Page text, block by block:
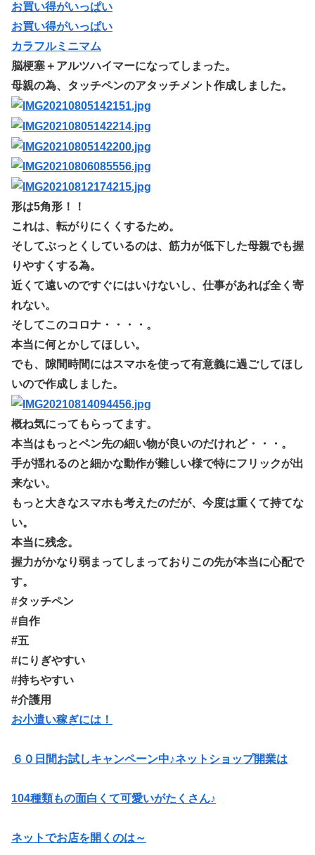
お買い得がいっぱい
お買い得がいっぱい
カラフルミニマム
脳梗塞＋アルツハイマーになってしまった。
母親の為、タッチペンのアタッチメント作成しました。
形は5角形！！
これは、転がりにくくするため。
そしてぶっとくしているのは、筋力が低下した母親でも握
りやすくする為。
近くて遠いのですぐにはいけないし、仕事があれば全く寄
れない。
そしてこのコロナ・・・・。
本当に何とかしてほしい。
でも、隙間時間にはスマホを使って有意義に過ごしてほし
いので作成しました。
概ね気にってもらってます。
本当はもっとペン先の細い物が良いのだけれど・・・。
手が揺れるのと細かな動作が難しい様で特にフリックが出
来ない。
もっと大きなスマホも考えたのだが、今度は重くて持てな
い。
本当に残念。
握力がかなり弱まってしまっておりこの先が本当に心配で
す。
#タッチペン
#自作
#五
#にりぎやすい
#持ちやすい
#介護用
お小遣い稼ぎには！
６０日間お試しキャンペーン中♪ネットショップ開業は
104種類もの面白くて可愛いがたくさん♪
ネットでお店を開くのは～